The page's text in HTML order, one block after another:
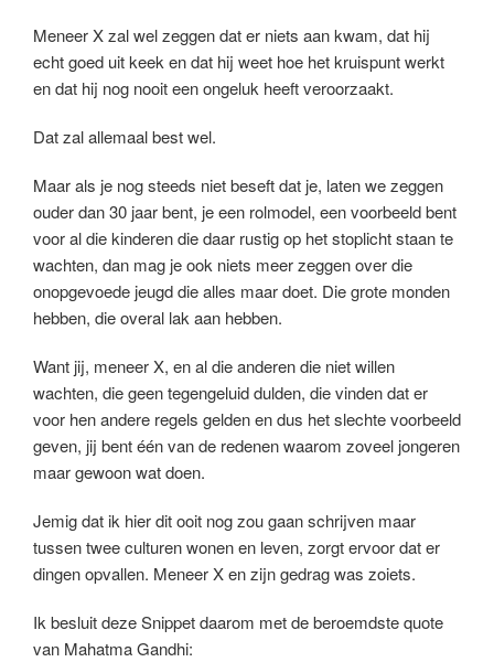
Meneer X zal wel zeggen dat er niets aan kwam, dat hij
echt goed uit keek en dat hij weet hoe het kruispunt werkt
en dat hij nog nooit een ongeluk heeft veroorzaakt.
Dat zal allemaal best wel.
Maar als je nog steeds niet beseft dat je, laten we zeggen
ouder dan 30 jaar bent, je een rolmodel, een voorbeeld bent
voor al die kinderen die daar rustig op het stoplicht staan te
wachten, dan mag je ook niets meer zeggen over die
onopgevoede jeugd die alles maar doet. Die grote monden
hebben, die overal lak aan hebben.
Want jij, meneer X, en al die anderen die niet willen
wachten, die geen tegengeluid dulden, die vinden dat er
voor hen andere regels gelden en dus het slechte voorbeeld
geven, jij bent één van de redenen waarom zoveel jongeren
maar gewoon wat doen.
Jemig dat ik hier dit ooit nog zou gaan schrijven maar
tussen twee culturen wonen en leven, zorgt ervoor dat er
dingen opvallen. Meneer X en zijn gedrag was zoiets.
Ik besluit deze Snippet daarom met de beroemdste quote
van Mahatma Gandhi: